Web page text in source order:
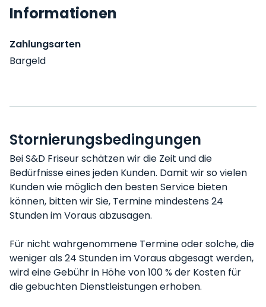
Informationen
Zahlungsarten
Bargeld
Stornierungsbedingungen
Bei S&D Friseur schätzen wir die Zeit und die
Bedürfnisse eines jeden Kunden. Damit wir so vielen
Kunden wie möglich den besten Service bieten
können, bitten wir Sie, Termine mindestens 24
Stunden im Voraus abzusagen.
Für nicht wahrgenommene Termine oder solche, die
weniger als 24 Stunden im Voraus abgesagt werden,
wird eine Gebühr in Höhe von 100 % der Kosten für
die gebuchten Dienstleistungen erhoben.